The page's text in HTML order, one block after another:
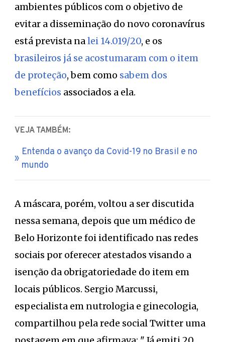
ambientes públicos com o objetivo de
evitar a disseminação do novo coronavírus
está prevista nalei 14.019/20, e os
brasileiros já se acostumaram com o item
de proteção, bem como sabem dos
benefícios associados a ela.
VEJA TAMBÉM:
Entenda o avanço da Covid-19 no Brasil e no
mundo
A máscara, porém, voltou a ser discutida
nessa semana, depois que um médico de
Belo Horizonte foi identificado nas redes
sociais por oferecer atestados visando a
isenção da obrigatoriedade do item em
locais públicos. Sergio Marcussi,
especialista em nutrologia e ginecologia,
compartilhou pela rede social Twitter uma